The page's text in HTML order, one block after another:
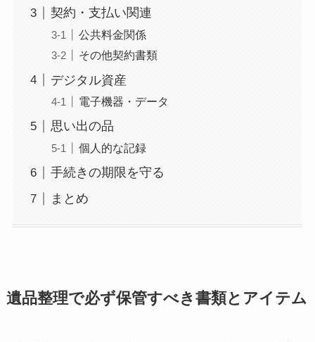
契約・支払い関連
公共料金関係
その他契約書類
デジタル資産
電子機器・データ
思い出の品
個人的な記録
手続きの期限を守る
まとめ
遺品整理で必ず保管すべき書類とアイテム